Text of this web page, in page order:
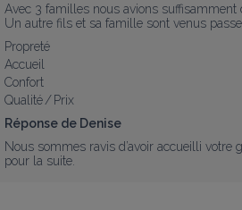
Avec 3 familles nous avions suffisamment
Un autre fils et sa famille sont venus
Propreté
Accueil
Confort
Qualité / Prix
Réponse de Denise
Nous sommes ravis d’avoir accueilli
pour la suite.